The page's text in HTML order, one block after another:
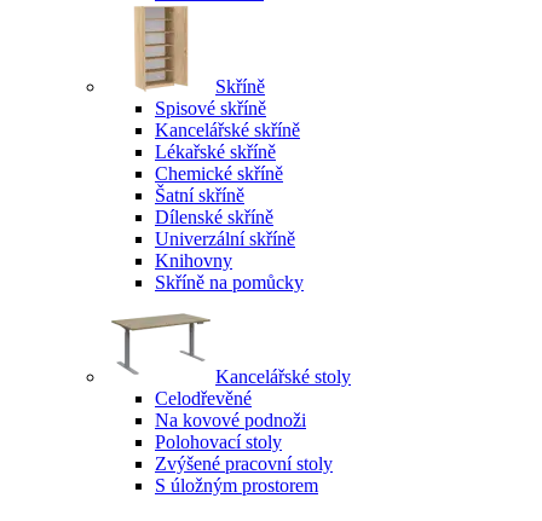
Skříně
Spisové skříně
Kancelářské skříně
Lékařské skříně
Chemické skříně
Šatní skříně
Dílenské skříně
Univerzální skříně
Knihovny
Skříně na pomůcky
Kancelářské stoly
Celodřevěné
Na kovové podnoži
Polohovací stoly
Zvýšené pracovní stoly
S úložným prostorem